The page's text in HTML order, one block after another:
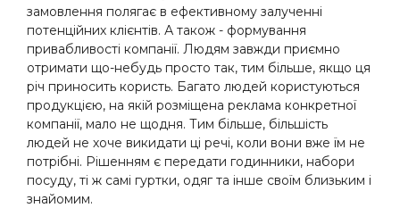
замовлення полягає в ефективному залученні
потенційних клієнтів. А також - формування
привабливості компанії. Людям завжди приємно
отримати що-небудь просто так, тим більше, якщо ця
річ приносить користь. Багато людей користуються
продукцією, на якій розміщена реклама конкретної
компанії, мало не щодня. Тим більше, більшість
людей не хоче викидати ці речі, коли вони вже їм не
потрібні. Рішенням є передати годинники, набори
посуду, ті ж самі гуртки, одяг та інше своїм близьким і
знайомим.